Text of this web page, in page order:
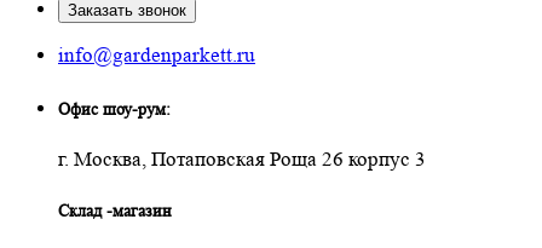
Заказать звонок
info@gardenparkett.ru
Офис шоу-рум:
г. Москва, Потаповская Роща 26 корпус 3
Склад -магазин